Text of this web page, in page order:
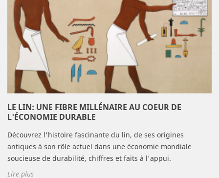
LE LIN: UNE FIBRE MILLÉNAIRE AU COEUR DE
L'ÉCONOMIE DURABLE
Découvrez l'histoire fascinante du lin, de ses origines
antiques à son rôle actuel dans une économie mondiale
soucieuse de durabilité, chiffres et faits à l'appui.
Lire plus